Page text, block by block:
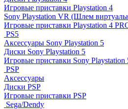
Игровые приставки Playstation 4
Sony Playstation VR (Шлем
Игровые приставки Playstation 4
PS5
Аксессуары Sony Playstation 5
Диски Sony Playstation 5
Игровые приставки Sony Playstation
PSP
Аксессуары
Диски PSP
Игровые приставки PSP
Sega/Dendy